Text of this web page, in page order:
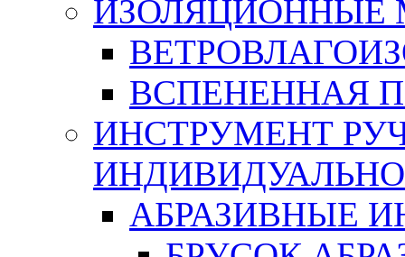
ИЗОЛЯЦИОННЫЕ
ВСПЕНЕННАЯ
ИНСТРУМЕНТ
АБРАЗИВНЫЕ